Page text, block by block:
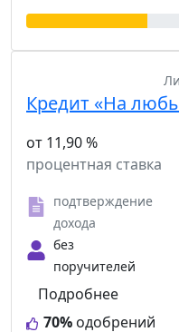
Кредит «На
от 11,90 %
процентная ставка
подтверждение
дохода
без
поручителей
70% одобрений
Подробнее